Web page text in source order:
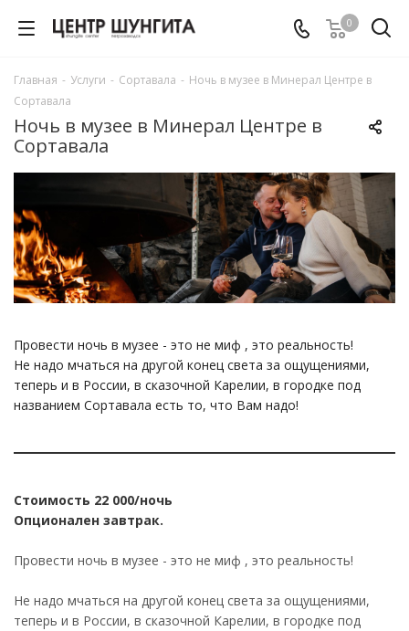
0
Главная - Услуги - Сортавала - Ночь в музее в Минерал Центре в
Сортавала
Ночь в музее в Минерал Центре в
Сортавала
Провести ночь в музее - это не миф , это реальность!
Не надо мчаться на другой конец света за ощущениями,
теперь и в России, в сказочной Карелии, в городке под
названием Сортавала есть то, что Вам надо!
Стоимость 22 000/ночь
Опционален завтрак.
Провести ночь в музее - это не миф , это реальность!
Не надо мчаться на другой конец света за ощущениями,
теперь и в России, в сказочной Карелии, в городке под